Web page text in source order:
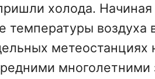
холода.
температуры воздуха
метеостанциях
многолетними